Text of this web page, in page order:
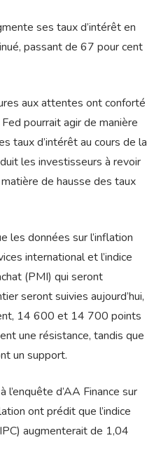
ses taux d’intérêt en
passant de 67 pour cent
aux attentes ont conforté
pourrait agir de manière
taux d’intérêt au cours de la
les investisseurs à revoir
de hausse des taux
les données sur l’inflation
international et l’indice
(PMI) qui seront
seront suivies aujourd’hui,
14 600 et 14 700 points
une résistance, tandis que
un support.
d’AA Finance sur
ont prédit que l’indice
augmenterait de 1,04